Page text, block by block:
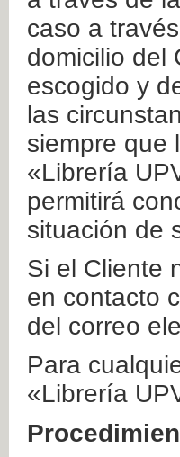
caso a
domicilio del
escogido y
las
siempre que
«Librería
permitirá
situación de
Si el Cliente
en contacto
del correo
Para
«Librería